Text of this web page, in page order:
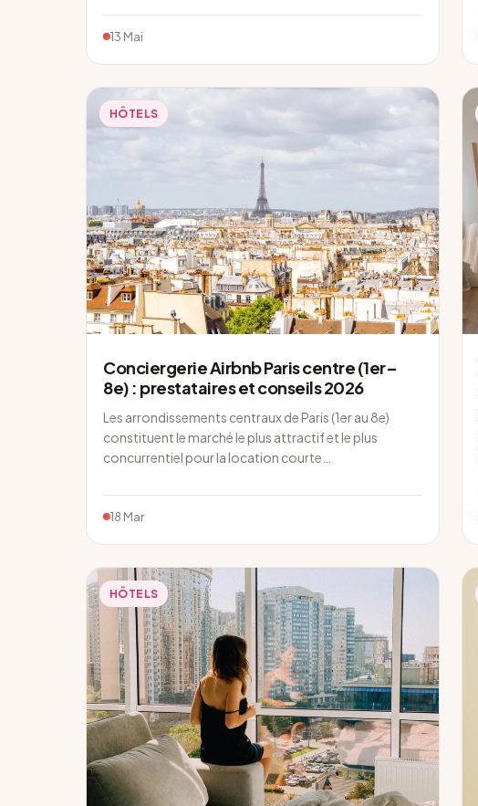
13 Mai
HÔTELS
Conciergerie Airbnb Paris centre (1er–
8e) : prestataires et conseils 2026
Les arrondissements centraux de Paris (1er au 8e)
constituent le marché le plus attractif et le plus
concurrentiel pour la location courte…
18 Mar
HÔTELS